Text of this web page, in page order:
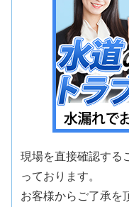
現場を直接確認する
っております。
お客様からご了承を